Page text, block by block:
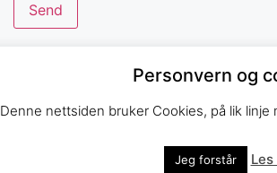
Personvern og
Denne nettsiden bruker Cookies, på lik
Jeg forstår